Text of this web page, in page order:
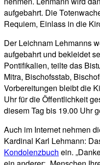
aufgebahrt. Die
Requiem, Einlass in die
Der Leichnam Lehmanns
aufgebahrt und bekleidet
Pontifikalien, teilte das
Mitra, Bischofsstab,
Vorbereitungen bleibt die
Uhr für die Öffentlichkeit
diesem Tag bis 19.00 Uhr
Auch im Internet nehmen
Kardinal Karl Lehmann:
Kondolenzbuch ein.